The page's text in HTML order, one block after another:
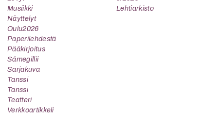
Musiikki
Näyttelyt
Oulu2026
Paperilehdestä
Pääkirjoitus
Sámegillii
Sarjakuva
Tanssi
Tanssi
Teatteri
Verkkoartikkeli
Lehtiarkisto